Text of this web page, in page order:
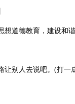
道德教育，建设和谐
人去说吧。(打一成